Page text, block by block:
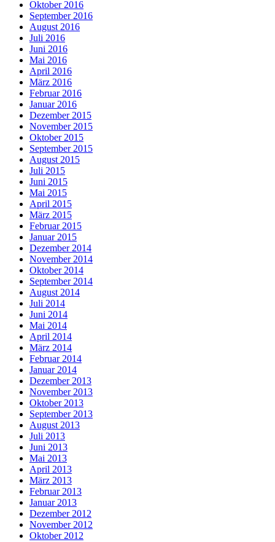
Oktober 2016
September 2016
August 2016
Juli 2016
Juni 2016
Mai 2016
April 2016
März 2016
Februar 2016
Januar 2016
Dezember 2015
November 2015
Oktober 2015
September 2015
August 2015
Juli 2015
Juni 2015
Mai 2015
April 2015
März 2015
Februar 2015
Januar 2015
Dezember 2014
November 2014
Oktober 2014
September 2014
August 2014
Juli 2014
Juni 2014
Mai 2014
April 2014
März 2014
Februar 2014
Januar 2014
Dezember 2013
November 2013
Oktober 2013
September 2013
August 2013
Juli 2013
Juni 2013
Mai 2013
April 2013
März 2013
Februar 2013
Januar 2013
Dezember 2012
November 2012
Oktober 2012